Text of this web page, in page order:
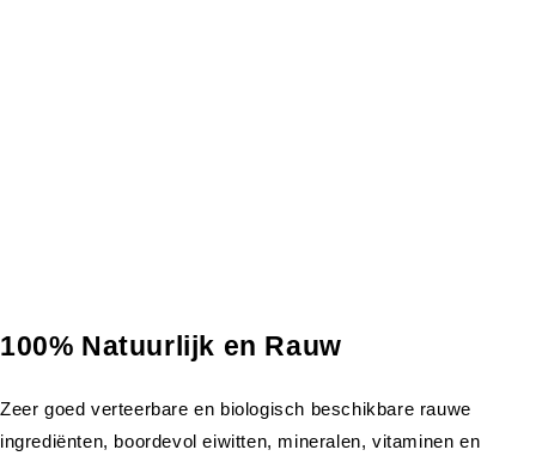
100% Natuurlijk en Rauw
Zeer goed verteerbare en biologisch beschikbare rauwe
ingrediënten, boordevol eiwitten, mineralen, vitaminen en